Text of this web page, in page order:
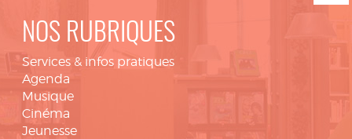
NOS RUBRIQUES
Services & infos pratiques
Agenda
Musique
Cinéma
Jeunesse